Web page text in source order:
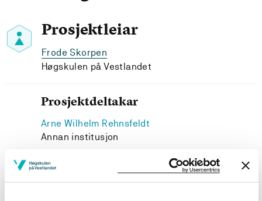
Prosjektleiar
Frode Skorpen
Høgskulen på Vestlandet
Prosjektdeltakar
Arne Wilhelm Rehnsfeldt
Annan institusjon